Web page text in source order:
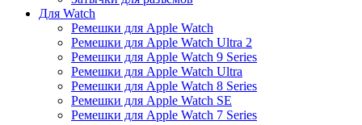
Для Watch
Ремешки для Apple Watch
Ремешки для Apple Watch Ultra 2
Ремешки для Apple Watch 9 Series
Ремешки для Apple Watch Ultra
Ремешки для Apple Watch 8 Series
Ремешки для Apple Watch SE
Ремешки для Apple Watch 7 Series